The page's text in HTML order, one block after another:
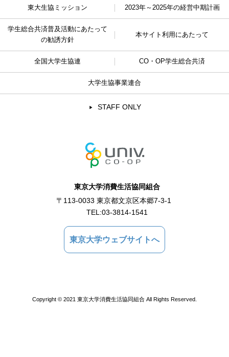
東大生協ミッション 2023年～2025年の経営中期計画
学生総合共済普及活動にあたって
の勧誘方針
本サイト利用にあたって
全国大学生協連 CO・OP学生総合共済
大学生協事業連合
STAFF ONLY
東京大学消費生活協同組合
〒113-0033 東京都文京区本郷7-3-1
TEL:03-3814-1541
東京大学ウェブサイトへ
Copyright © 2021 東京大学消費生活協同組合 All Rights Reserved.